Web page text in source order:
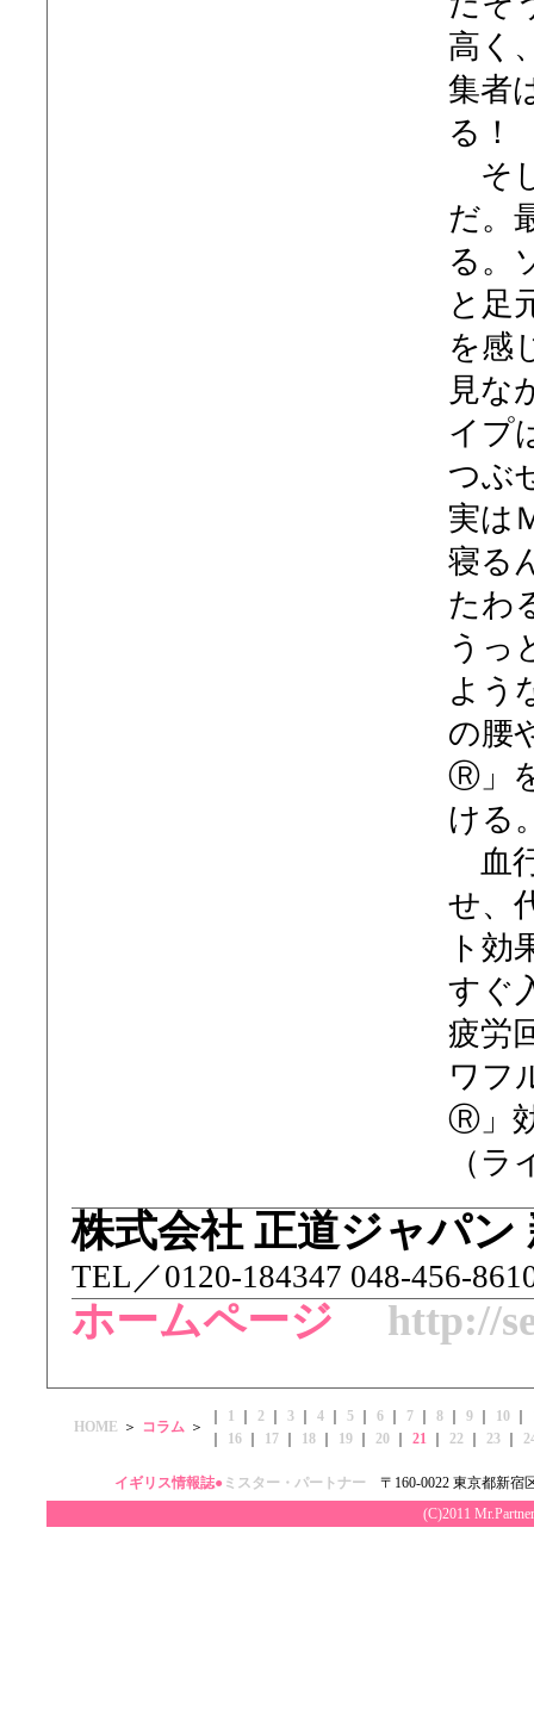
高く
集者
る！
そ
だ。
る。
と足
を感
見な
イプ
つぶ
実は
寝る
たわ
うっ
よう
の腰
Ⓡ」
ける
血
せ、
ト効
すぐ
疲労
ワフ
Ⓡ」
（
株式会社 正道ジャパン
TEL／ 0120-184347 048-456-
ホームページ http://
HOME ＞ コラム ＞
1 2 3 4 5 6 7 8 9 10
16 17 18 19 20 21 22 23
イギリス情報誌●ミスター・パートナー
〒160-0022 東京都新
(C)2011